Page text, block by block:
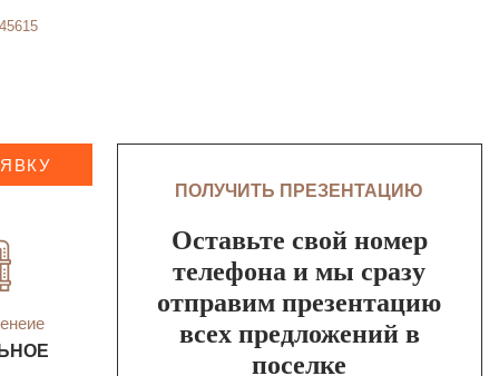
ПОЛУЧИТЬ ПРЕЗЕНТАЦИЮ
Оставьте свой номер
телефона и мы сразу
отправим презентацию
всех предложений в
поселке